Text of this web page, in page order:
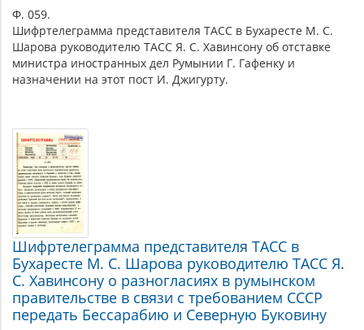
Ф. 059.
Шифртелеграмма представителя ТАСС в Бухаресте М. С.
Шарова руководителю ТАСС Я. С. Хавинсону об отставке
министра иностранных дел Румынии Г. Гафенку и
назначении на этот пост И. Джигурту.
Шифртелеграмма представителя ТАСС в
Бухаресте М. С. Шарова руководителю ТАСС Я.
С. Хавинсону о разногласиях в румынском
правительстве в связи с требованием СССР
передать Бессарабию и Северную Буковину